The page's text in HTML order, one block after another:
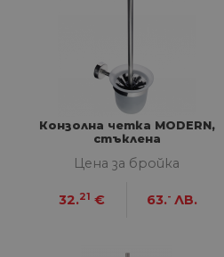
Конзолна четка MODERN,
стъклена
Цена за бройка
32.21 € 63.- ЛВ.